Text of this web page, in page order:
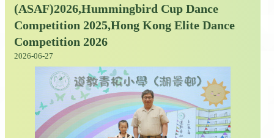
(ASAF)2026,Hummingbird Cup Dance
Competition 2025,Hong Kong Elite Dance
Competition 2026
2026-06-27